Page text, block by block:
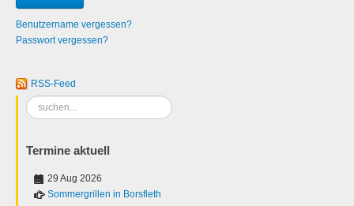
Benutzername vergessen?
Passwort vergessen?
RSS-Feed
Suchen
...
Termine aktuell
29 Aug 2026
Sommergrillen in Borsfleth